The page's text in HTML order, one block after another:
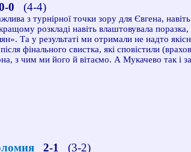
0 (4-4)
з турнірної точки зору для Євгена,
розкладі навіть влаштовувала
Та у результаті ми отримали не надто
фінального свистка, які сповістили
з чим ми його й вітаємо. А Мукачево так і
2-1 (3-2)